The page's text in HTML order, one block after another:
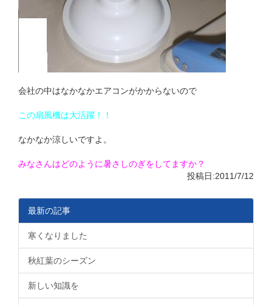
会社の中はなかなかエアコンがかからないので
この扇風機は大活躍！！
なかなか涼しいですよ。
みなさんはどのように暑さしのぎをしてますか？
投稿日:2011/7/12
最新の記事
寒くなりました
秋紅葉のシーズン
新しい知識を